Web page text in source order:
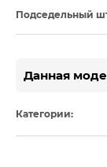
Подседельный
Данная
Категории: